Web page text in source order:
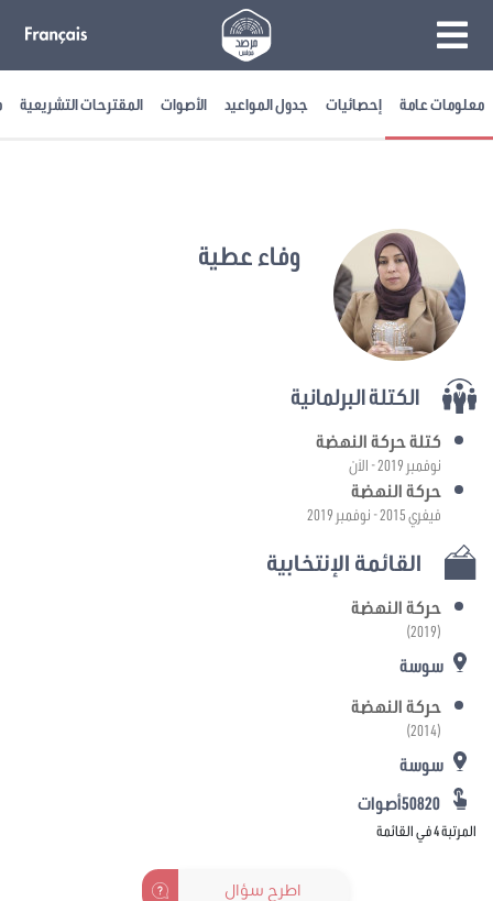
معلومات عامة إحصائيات جدول المواعيد الأصوات المقترحات التشريعية
وفاء عطية
الكتلة البرلمانية
كتلة حركة النهضة
نوفمبر 2019 - الآن
حركة النهضة
فيفري 2015 - نوفمبر 2019
القائمة الإنتخابية
حركة النهضة
(2019)
سوسة
حركة النهضة
(2014)
سوسة
المرتبة 4 في القائمة
اطرح سؤال